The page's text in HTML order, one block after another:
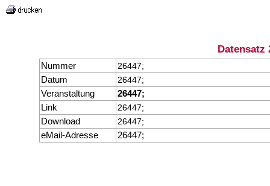
Datensatz
Nummer 26447;
Datum 26447;
Veranstaltung
26447;
Link
26447;
Download 26447;
eMail-Adresse 26447;